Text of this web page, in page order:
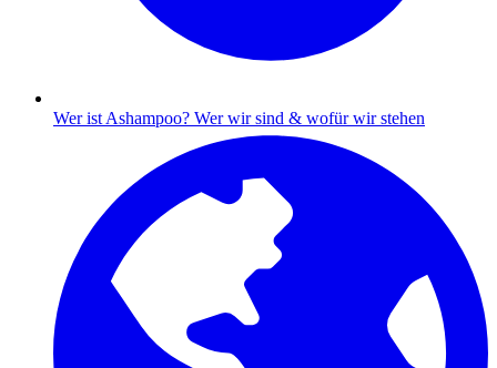
Wer ist Ashampoo? Wer wir sind & wofür wir stehen